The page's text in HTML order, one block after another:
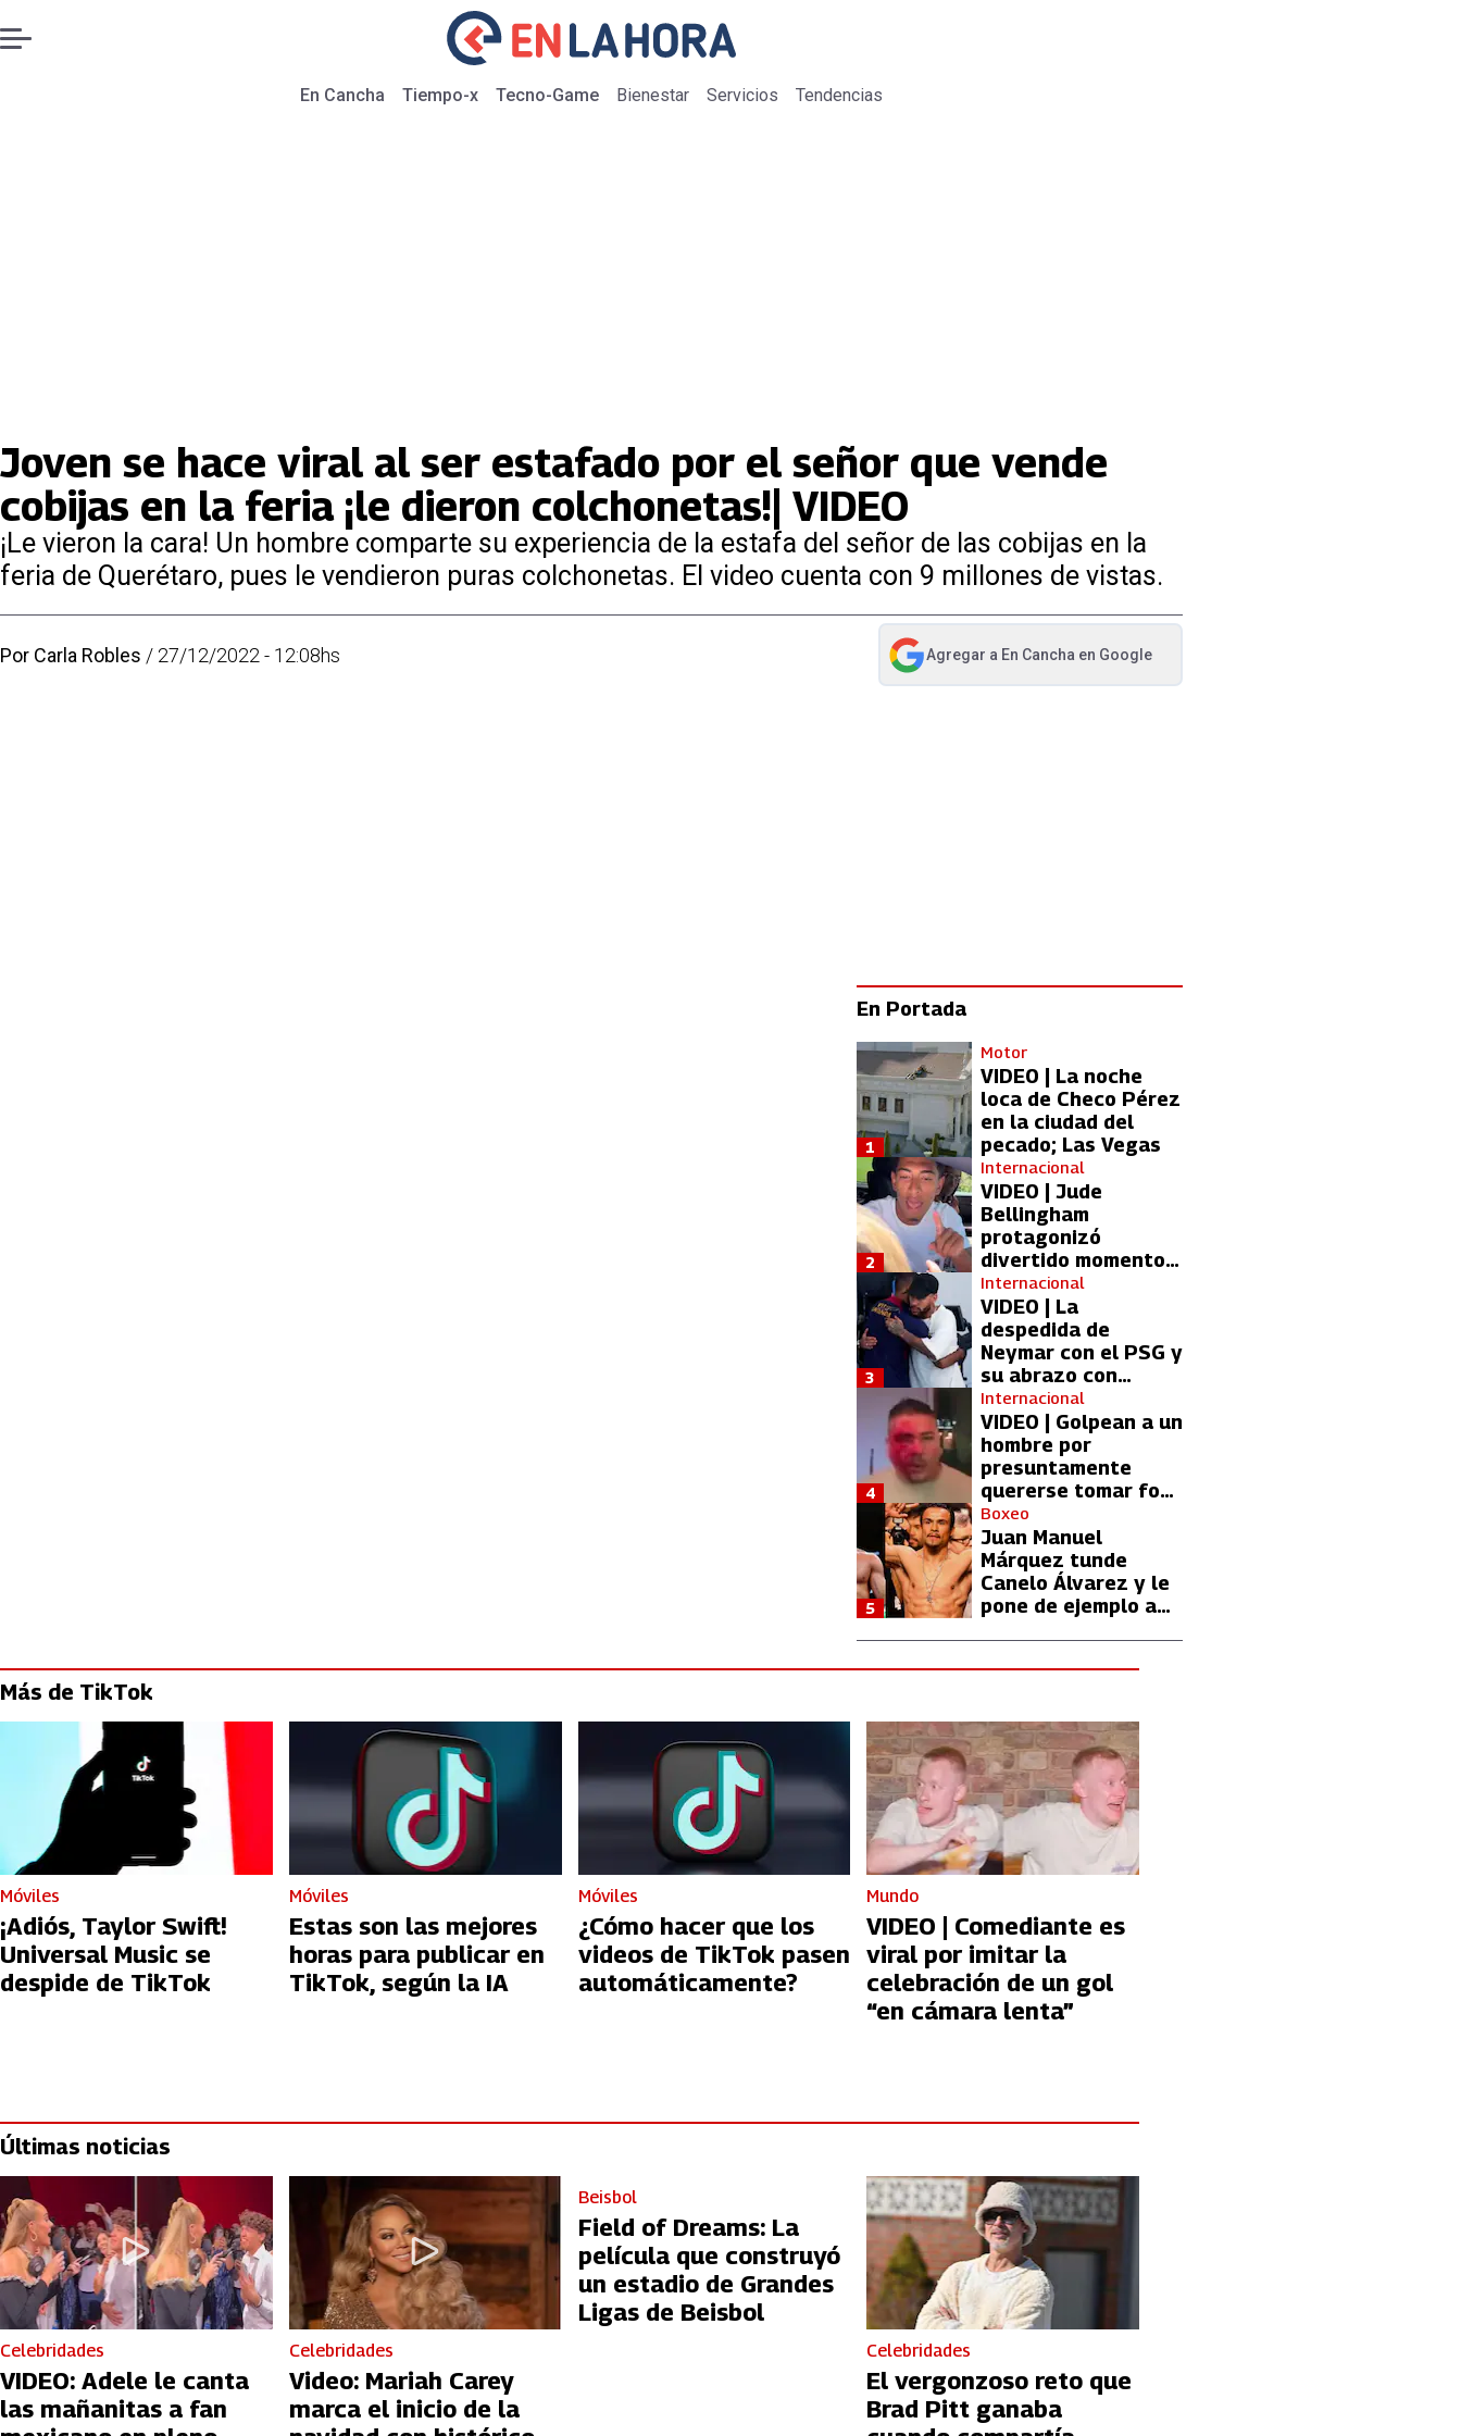
En Cancha Tiempo-x Tecno-Game Bienestar Servicios Tendencias
Joven se hace viral al ser estafado por el señor que vende
cobijas en la feria ¡le dieron colchonetas!| VIDEO
¡Le vieron la cara! Un hombre comparte su experiencia de la estafa del señor de las cobijas en la
feria de Querétaro, pues le vendieron puras colchonetas. El video cuenta con 9 millones de vistas.
Por Carla Robles / 27/12/2022 - 12:08hs Agregar a En Cancha en Google
abre en nueva pestaña
En Portada
Motor
VIDEO | La noche
loca de Checo Pérez
en la ciudad del
pecado; Las Vegas
1
Internacional
VIDEO | Jude
Bellingham
protagonizó
divertido momento
con aficionada del
Real Madrid
2
Internacional
VIDEO | La
despedida de
Neymar con el PSG y
su abrazo con
Kylian Mbappé
3
Internacional
VIDEO | Golpean a un
hombre por
presuntamente
quererse tomar foto
con Lionel Messi
4
Boxeo
Juan Manuel
Márquez tunde
Canelo Álvarez y le
pone de ejemplo a
5
Más de TikTok
Móviles
¡Adiós, Taylor Swift!
Universal Music se
despide de TikTok
Móviles
Estas son las mejores
horas para publicar en
TikTok, según la IA
Móviles
¿Cómo hacer que los
videos de TikTok pasen
automáticamente?
Mundo
VIDEO | Comediante es
viral por imitar la
celebración de un gol
“en cámara lenta”
Últimas noticias
Celebridades
VIDEO: Adele le canta
las mañanitas a fan
Celebridades
Video: Mariah Carey
marca el inicio de la
Beisbol
Field of Dreams: La
película que construyó
un estadio de Grandes
Ligas de Beisbol
Celebridades
El vergonzoso reto que
Brad Pitt ganaba